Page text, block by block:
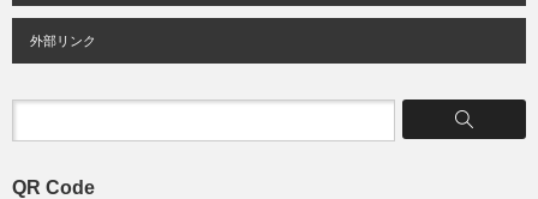
外部リンク
QR Code